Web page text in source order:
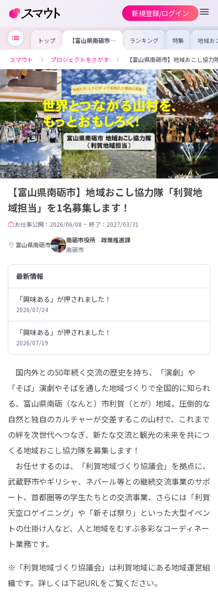
新規登録/ログイン
トップ 【富山県南砺市】
地域おこし協力隊
を1名募集しま
す！
ランキング 特集 地域お
の求
を集め
事内容
を比較
合った
けよう
スマウト プロジェクトをさがす 【富山県南砺市】地域おこし協
【富山県南砺市】地域おこし協力隊「利賀地
域担当」を1名募集します！
お仕事公開：2026/06/08 ~ 終了：2027/03/31
富山県南砺市
南砺市役所 政策推進課
南砺市
最新情報
「興味ある」が押されました！
2026/07/24
「興味ある」が押されました！
2026/07/19
国内外との50年続く交流の歴史を持ち、「演劇」や
「そば」演劇やそばを通した地域づくりで全国的に知られ
る、富山県南砺（なんと）市利賀（とが）地域。圧倒的な
自然と独自のカルチャーが交差するこの山村で、これまで
の絆を次世代へつなぎ、新たな交流と観光の未来を共につ
くる地域おこし協力隊を募集します！
お任せするのは、「利賀地域づくり協議会」を拠点に、
武蔵野市やギリシャ、ネパール等との継続交流事業のサポ
ート、首都圏等の学生たちとの交流事業、さらには「利賀
天空ロゲイニング」や「新そば祭り」といった大型イベン
トの仕掛け人など、人と地域をむすぶ多彩なコーディネー
ト業務です。
※「利賀地域づくり協議会」は利賀地域にある地域運営組